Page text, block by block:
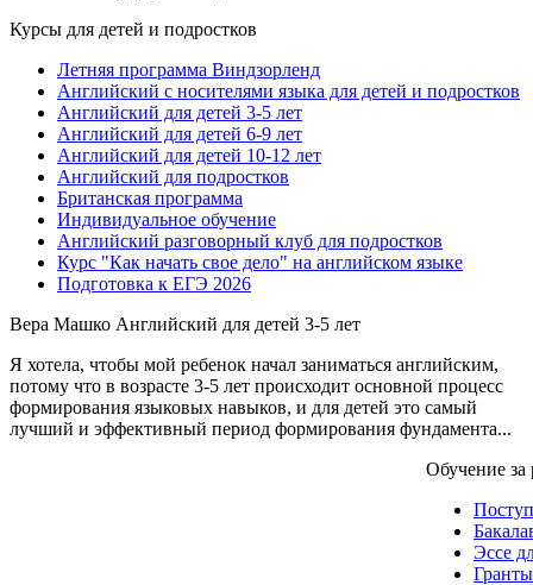
Курсы для детей и подростков
Летняя программа Виндзорленд
Английский с носителями языка для детей и подростков
Английский для детей 3-5 лет
Английский для детей 6-9 лет
Английский для детей 10-12 лет
Английский для подростков
Британская программа
Индивидуальное обучение
Английский разговорный клуб для подростков
Курс "Как начать свое дело" на английском языке
Подготовка к ЕГЭ 2026
Вера Машко Английский для детей 3-5 лет
Я хотела, чтобы мой ребенок начал заниматься английским,
потому что в возрасте 3-5 лет происходит основной процесс
формирования языковых навыков, и для детей это самый
лучший и эффективный период формирования фундамента...
Обучение
Эссе